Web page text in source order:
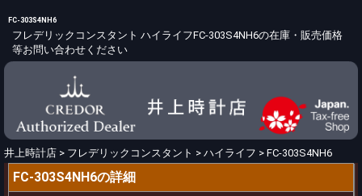
FC-303S4NH6
フレデリックコンスタント ハイライフFC-303S4NH6の在庫・販売価格
等お問い合わせください
井上時計店 > フレデリックコンスタント > ハイライフ > FC-303S4NH6
FC-303S4NH6の詳細